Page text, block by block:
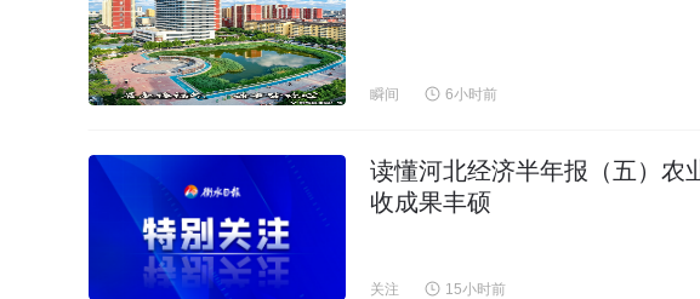
瞬间 6小时前
读懂河北经济半年报（五）农
收成果丰硕
关注 15小时前